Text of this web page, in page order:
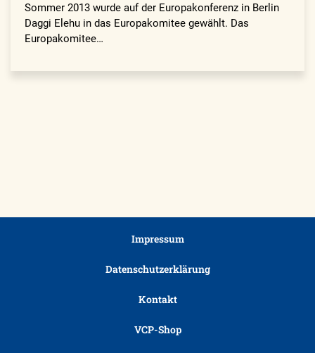
Sommer 2013 wurde auf der Europakonferenz in Berlin
Daggi Elehu in das Europakomitee gewählt. Das
Europakomitee…
Impressum
Datenschutzerklärung
Kontakt
VCP-Shop